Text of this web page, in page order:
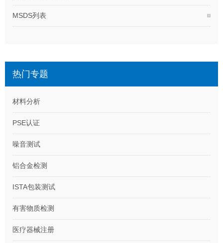
MSDS列表
热门专题
材料分析
PSE认证
噪音测试
铝合金检测
ISTA包装测试
有害物质检测
医疗器械注册